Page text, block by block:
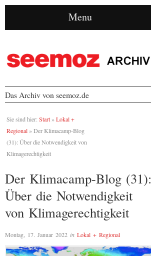
Menu
Das Archiv von seemoz.de
Sie sind hier: Start » Lokal +
Regional » Der Klimacamp-Blog
(31): Über die Notwendigkeit von
Klimagerechtigkeit
Der Klimacamp-Blog (31):
Über die Notwendigkeit
von Klimagerechtigkeit
Montag, 17. Januar 2022 in Lokal + Regional